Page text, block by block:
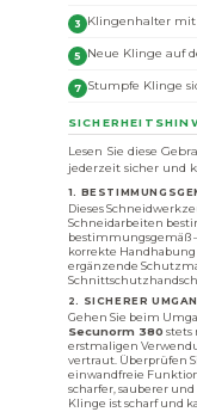
Klingenhalter
Neue Klinge auf
Stumpfe Klinge
Lesen Sie diese
jederzeit sicher und
1.
Dieses
Schneidarbeiten
bestimmungsgemäß
korrekte
ergänzende
2. SICHERER
Gehen Sie beim
Secunorm 380 stets
erstmaligen
vertraut. Überprüfen
einwandfreie
scharfer, sauberer
Klinge ist scharf und